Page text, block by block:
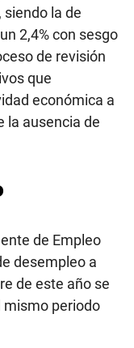
la de
2,4% con sesgo
de revisión
que
económica a
la ausencia de
de Empleo
desempleo a
de este año se
mismo periodo